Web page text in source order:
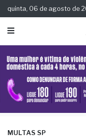
quinta, 06 de agosto de
MULTAS SP